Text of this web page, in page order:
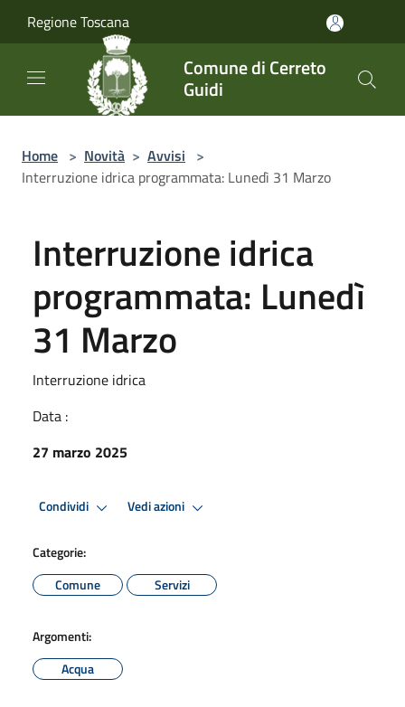
Regione Toscana
Comune di Cerreto
Guidi
Home > Novità > Avvisi >
Interruzione idrica programmata: Lunedì 31 Marzo
Interruzione idrica
programmata: Lunedì
31 Marzo
Interruzione idrica
Data :
27 marzo 2025
Condividi Vedi azioni
Categorie:
Comune
Servizi
Argomenti:
Acqua